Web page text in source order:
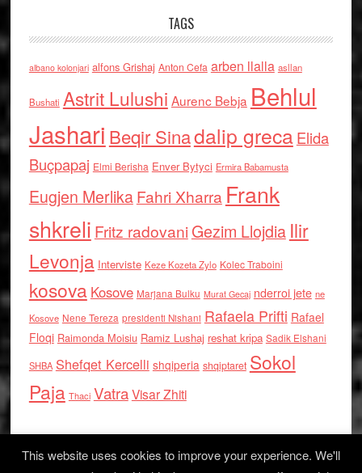
TAGS
albano kolonjari alfons Grishaj Anton Cefa arben llalla asllan
Bushati Astrit Lulushi Aurenc Bebja Behlul
Jashari Beqir Sinadalip grecaElida
Buçpapaj Elmi Berisha Enver Bytyci Ermira Babamusta
Eugjen MerlikaFahri Xharra Frank
shkreli Fritz radovaniGezim Llojdia Ilir
Levonja Interviste Keze Kozeta Zylo Kolec Traboini
kosova Kosove Marjana Bulku Murat Gecaj nderroi jete ne
Kosove Nene Tereza presidenti Nishani Rafaela Prifti Rafael
Floqi Raimonda Moisiu Ramiz Lushaj reshat kripa Sadik Elshani
SHBA Shefqet Kercelli shqiperia shqiptaret Sokol
Paja Thaci VatraVisar Zhiti
This website uses cookies to improve your experience. We'll